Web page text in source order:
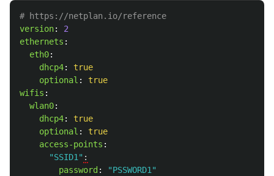
# https://netplan.io/reference
version:
2
ethernets :
eth0:
dhcp4:
true
optional :
true
wifis :
wlan0:
dhcp4:
true
optional :
true
access-points :
"SSID1" :
password : "PSSWORD1"